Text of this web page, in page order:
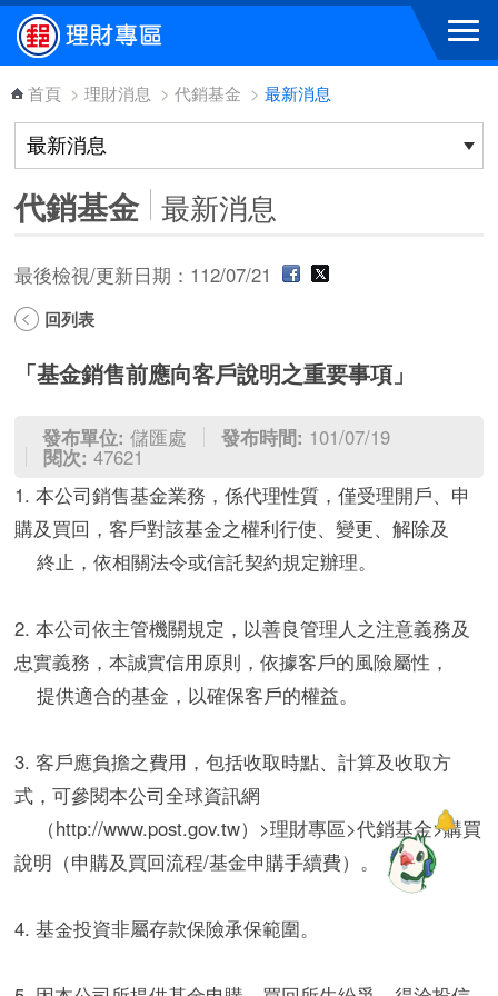
跳到主要內容區塊
首頁 > 理財消息 > 代銷基金 > 最新消息
代銷基金 最新消息
最後檢視/更新日期：112/07/21
回列表
「基金銷售前應向客戶說明之重要事項」
發布單位: 儲匯處 發布時間: 101/07/19
閱次: 47621
1. 本公司銷售基金業務，係代理性質，僅受理開戶、申
購及買回，客戶對該基金之權利行使、變更、解除及
終止，依相關法令或信託契約規定辦理。
2. 本公司依主管機關規定，以善良管理人之注意義務及
忠實義務，本誠實信用原則，依據客戶的風險屬性，
提供適合的基金，以確保客戶的權益。
3. 客戶應負擔之費用，包括收取時點、計算及收取方
式，可參閱本公司全球資訊網
（http://www.post.gov.tw）>理財專區>代銷基金>購買
說明（申購及買回流程/基金申購手續費）。
4. 基金投資非屬存款保險承保範圍。